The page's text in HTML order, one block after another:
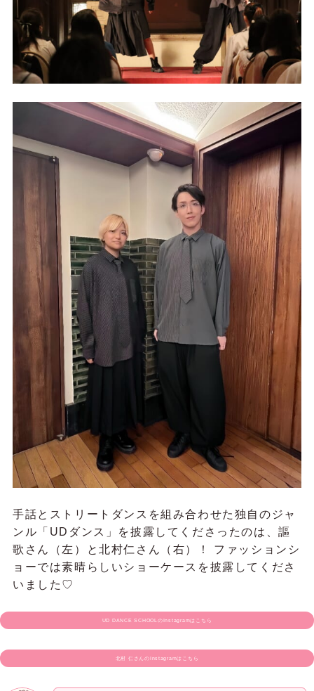
手話とストリートダンスを組み合わせた独自のジャ
ンル「UDダンス」を披露してくださったのは、謳
歌さん（左）と北村仁さん（右）！ ファッションシ
ョーでは素晴らしいショーケースを披露してくださ
いました♡
UD DANCE SCHOOLのInstagramはこちら
北村 仁さんのInstagramはこちら